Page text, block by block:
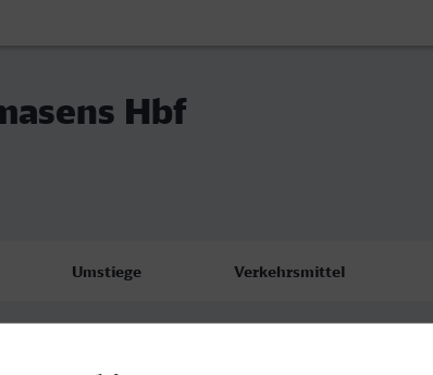
Hbf
Umstiege Verkehrsmittel